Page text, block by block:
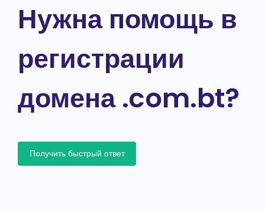
Нужна помощь в
регистрации
домена .com.bt?
Получить быстрый ответ